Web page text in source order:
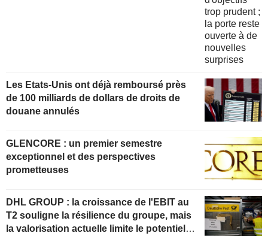
Les Etats-Unis ont déjà remboursé près
de 100 milliards de dollars de droits de
douane annulés
GLENCORE : un premier semestre
exceptionnel et des perspectives
prometteuses
DHL GROUP : la croissance de l'EBIT au
T2 souligne la résilience du groupe, mais
la valorisation actuelle limite le potentiel